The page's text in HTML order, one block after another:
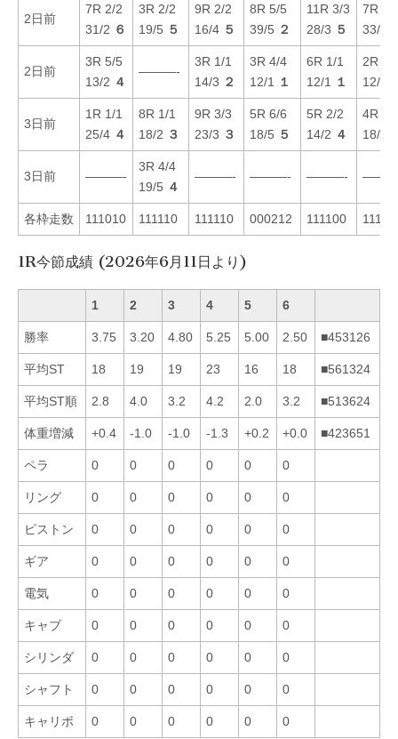
2日前
7R 2/2
31/2 ６
3R 2/2
19/5 ５
9R 2/2
16/4 ５
8R 5/5
39/5 ２
11R 3/3
28/3 ５
7R 3/
33/4
2日前
3R 5/5
13/2 ４
———-
3R 1/1
14/3 ２
3R 4/4
12/1
１
6R 1/1
12/1
１
2R 4/
12/4
3日前
1R 1/1
25/4 ４
8R 1/1
18/2 ３
9R 3/3
23/3 ３
5R 6/6
18/5 ５
5R 2/2
14/2 ４
4R 2/
18/4
3日前 ———-
3R 4/4
19/5 ４
———- ———- ———-
各枠走数 111010 111110 111110 000212 111100
1R今節成績 (2026年6月11日より)
1 2 3 4 5 6
勝率 3.75 3.20 4.80 5.25 5.00 2.50 ■453126
平均ST 18 19 19 23 16 18 ■561324
平均ST順 2.8 4.0 3.2 4.2 2.0 3.2 ■513624
体重増減 +0.4 -1.0 -1.0 -1.3 +0.2 +0.0 ■423651
ペラ 0 0 0 0 0 0
リング 0 0 0 0 0 0
ピストン 0 0 0 0 0 0
ギア 0 0 0 0 0 0
電気 0 0 0 0 0 0
キャブ 0 0 0 0 0 0
シリンダ 0 0 0 0 0 0
シャフト 0 0 0 0 0 0
キャリボ 0 0 0 0 0 0